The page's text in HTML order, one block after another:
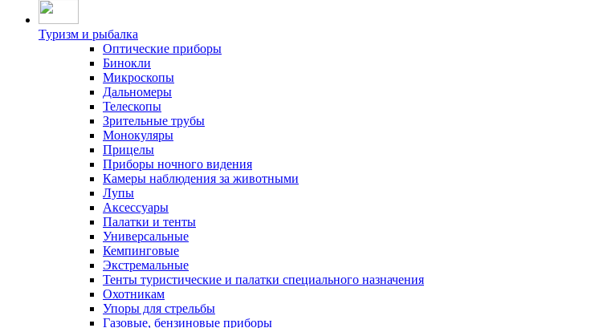
Туризм и рыбалка
Оптические приборы
Бинокли
Микроскопы
Дальномеры
Телескопы
Зрительные трубы
Монокуляры
Прицелы
Приборы ночного видения
Камеры наблюдения за животными
Лупы
Аксессуары
Палатки и тенты
Универсальные
Кемпинговые
Экстремальные
Тенты туристические и палатки специального назначения
Охотникам
Упоры для стрельбы
Газовые, бензиновые приборы